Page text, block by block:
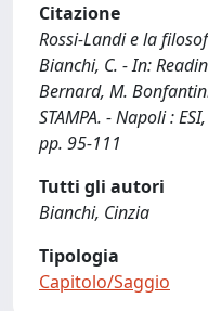
Citazione
Rossi-Landi e la
Bianchi, C. - In:
Bernard, M.
STAMPA. - Napoli :
pp. 95-111
Tutti gli autori
Bianchi, Cinzia
Tipologia
Capitolo/Saggio